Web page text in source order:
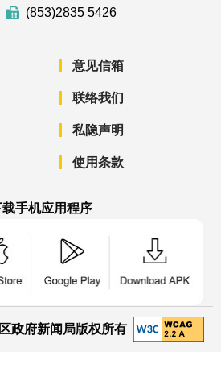
(853)2835 5426
意见信箱
联络我们
私隐声明
使用条款
载手机应用程序
政府新闻局版权所有